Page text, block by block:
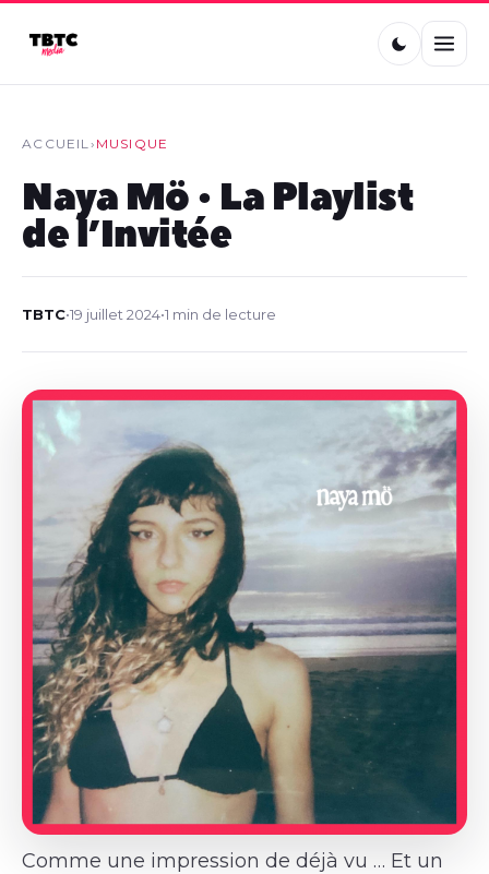
ACCUEIL› MUSIQUE
Naya Mö • La Playlist
de l’Invitée
TBTC•19 juillet 2024•1 min de lecture
Comme une impression de déjà vu … Et un